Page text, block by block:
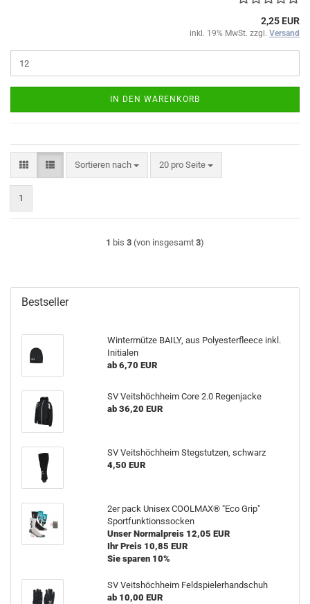
2,25 EUR
inkl. 19% MwSt. zzgl. Versand
IN DEN WARENKORB
Sortieren nach
Sortieren nach 20 pro Seite
pro Seite
1
1 bis 3 (von insgesamt 3)
Bestseller
Wintermütze BAILY, aus Polyesterfleece inkl.
Initialen
ab 6,70 EUR
SV Veitshöchheim Core 2.0 Regenjacke
ab 36,20 EUR
SV Veitshöchheim Stegstutzen, schwarz
4,50 EUR
2er pack Unisex COOLMAX® "Eco Grip"
Sportfunktionssocken
Unser Normalpreis 12,05 EUR
Ihr Preis 10,85 EUR
Sie sparen 10%
SV Veitshöchheim Feldspielerhandschuh
ab 10,00 EUR